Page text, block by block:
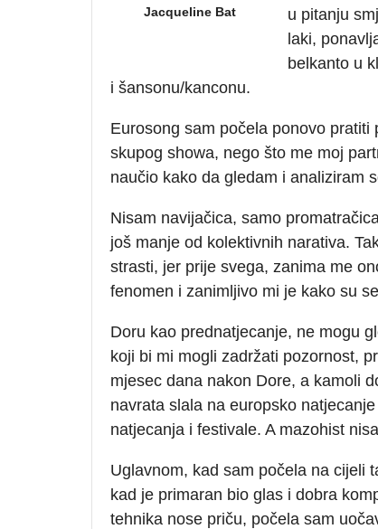
Jacqueline Bat
u pitanju
laki,
belkanto u
i šansonu/kanconu.
Eurosong sam počela ponovo
skupog showa, nego što me moj
naučio kako da gledam i analiziram
Nisam navijačica, samo
još manje od kolektivnih narativa.
strasti, jer prije svega, zanima me
fenomen i zanimljivo mi je kako su
Doru kao prednatjecanje, ne mogu
koji bi mi mogli zadržati pozornost,
mjesec dana nakon Dore, a kamoli
navrata slala na europsko
natjecanja i festivale. A mazohist
Uglavnom, kad sam počela na cijeli
kad je primaran bio glas i dobra
tehnika nose priču, počela sam